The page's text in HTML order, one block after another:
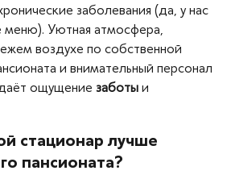
заболевания (да, у нас
меню). Уютная атмосфера,
воздухе по собственной
и внимательный персонал
ощущение заботы и
стационар лучше
пансионата?